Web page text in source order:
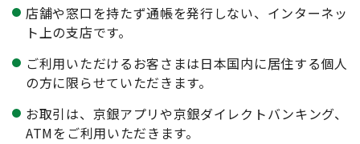
店舗や窓口を持たず通帳を発行しない、インターネッ
ト上の支店です。
ご利用いただけるお客さまは日本国内に居住する個人
の方に限らせていただきます。
お取引は、京銀アプリや京銀ダイレクトバンキング、
ATMをご利用いただきます。